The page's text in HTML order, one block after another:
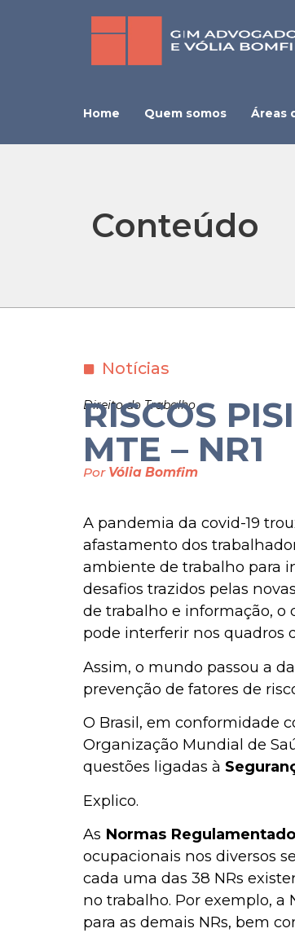
Home Quem somos Áreas
Conteúdo
Notícias
Direito do Trabalho
RISCOS
MTE – NR1
Por Vólia Bomfim
A pandemia da covid-19
afastamento dos
ambiente de trabalho para
desafios trazidos pelas
de trabalho e informação, o
pode interferir nos quadros
Assim, o mundo passou a
prevenção de fatores de
O Brasil, em conformidade
Organização Mundial de
questões ligadas à
Explico.
As Normas
ocupacionais nos diversos
cada uma das 38 NRs
no trabalho. Por exemplo, a
para as demais NRs, bem